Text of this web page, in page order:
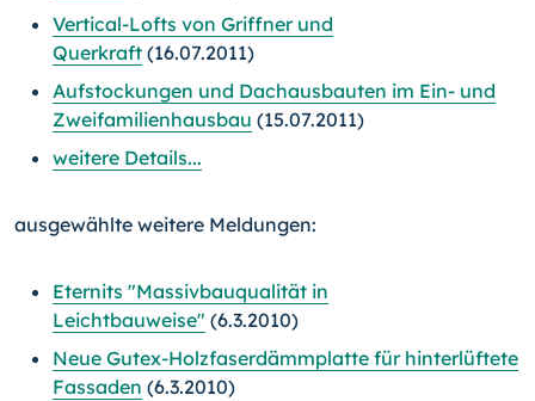
Vertical-Lofts von Griffner und
Querkraft (16.07.2011)
Aufstockungen und Dachausbauten im Ein- und
Zweifamilienhausbau (15.07.2011)
weitere Details...
ausgewählte weitere Meldungen:
Eternits "Massivbauqualität in
Leichtbauweise" (6.3.2010)
Neue Gutex-Holzfaserdämmplatte für hinterlüftete
Fassaden (6.3.2010)